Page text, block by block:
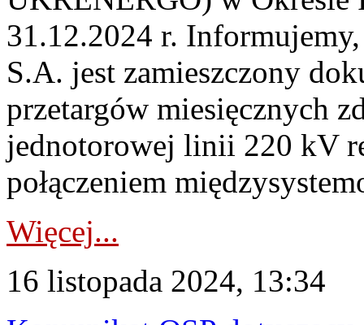
31.12.2024 r.
S.A. jest zamieszczony
przetargów miesięcznych
jednotorowej linii 220 kV
połączeniem
Więcej...
16 listopada 2024, 13:34